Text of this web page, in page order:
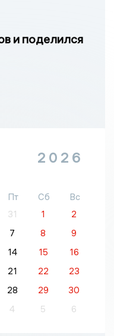
и поделился
2026
Пт Сб
Вс
31 1
2
7 8
9
14 15
16
21 22
23
28 29
30
4 5 6